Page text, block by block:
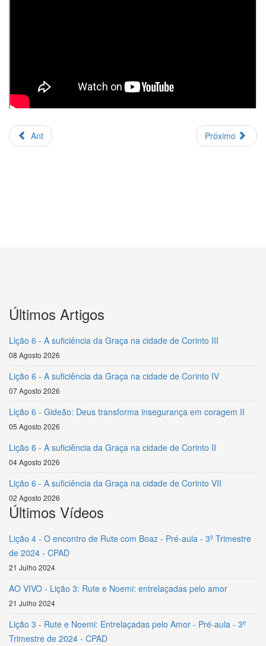
Ant Próximo
Últimos Artigos
Lição 6 - A suficiência da Graça na cidade de Corinto III
08 Agosto 2026
Lição 6 - A suficiência da Graça na cidade de Corinto IV
07 Agosto 2026
Lição 6 - Gideão: Deus transforma insegurança em coragem II
05 Agosto 2026
Lição 6 - A suficiência da Graça na cidade de Corinto II
04 Agosto 2026
Lição 6 - A suficiência da Graça na cidade de Corinto VII
02 Agosto 2026
Últimos Vídeos
Lição 4 - O encontro de Rute com Boaz - Pré-aula - 3º Trimestre
de 2024 - CPAD
21 Julho 2024
AO VIVO - Lição 3: Rute e Noemi: entrelaçadas pelo amor
21 Julho 2024
Lição 3 - Rute e Noemi: Entrelaçadas pelo Amor - Pré-aula - 3º
Trimestre de 2024 - CPAD